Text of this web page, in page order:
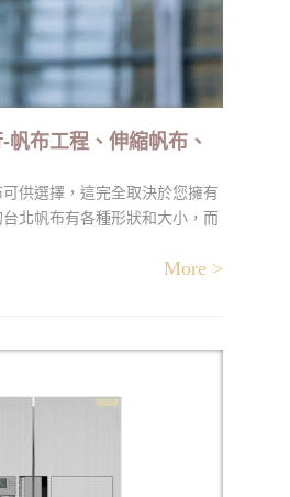
帆布工程、伸縮帆布、
供選擇，這完全取決於您擁有
北帆布有各種形狀和大小，而
來越大。如今很難找到8 x 8平
遮雨棚有各種形狀和大小，可以
More >